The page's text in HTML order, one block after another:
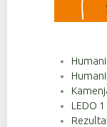
LEDO